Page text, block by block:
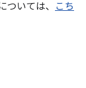
いては、 こち